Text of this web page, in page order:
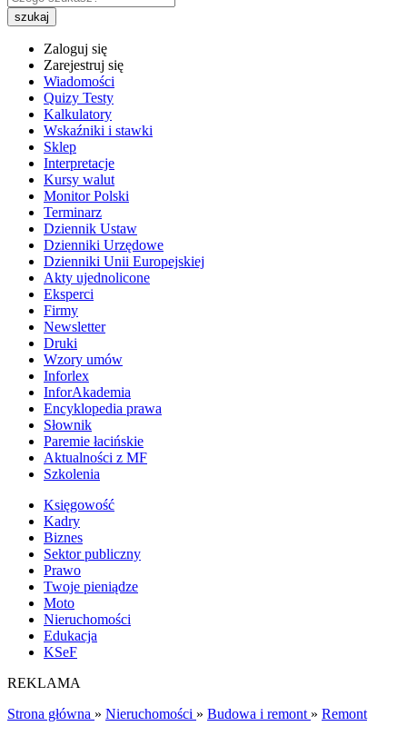
Zaloguj się
Zarejestruj się
Wiadomości
Quizy Testy
Kalkulatory
Wskaźniki i stawki
Sklep
Interpretacje
Kursy walut
Monitor Polski
Terminarz
Dziennik Ustaw
Dzienniki Urzędowe
Dzienniki Unii Europejskiej
Akty ujednolicone
Eksperci
Firmy
Newsletter
Druki
Wzory umów
Inforlex
InforAkademia
Encyklopedia prawa
Słownik
Paremie łacińskie
Aktualności z MF
Szkolenia
Księgowość
Kadry
Biznes
Sektor publiczny
Prawo
Twoje pieniądze
Moto
Nieruchomości
Edukacja
KSeF
REKLAMA
Strona główna » Nieruchomości » Budowa i remont » Remont